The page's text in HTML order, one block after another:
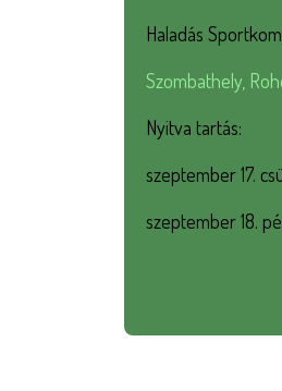
Haladás
Szombathely,
Nyitva tartás:
szeptember 17.
szeptember 18.